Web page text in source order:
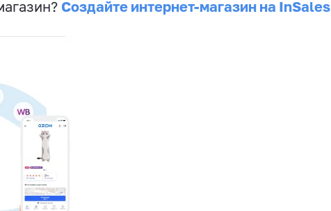
Создайте интернет-магазин на InSales